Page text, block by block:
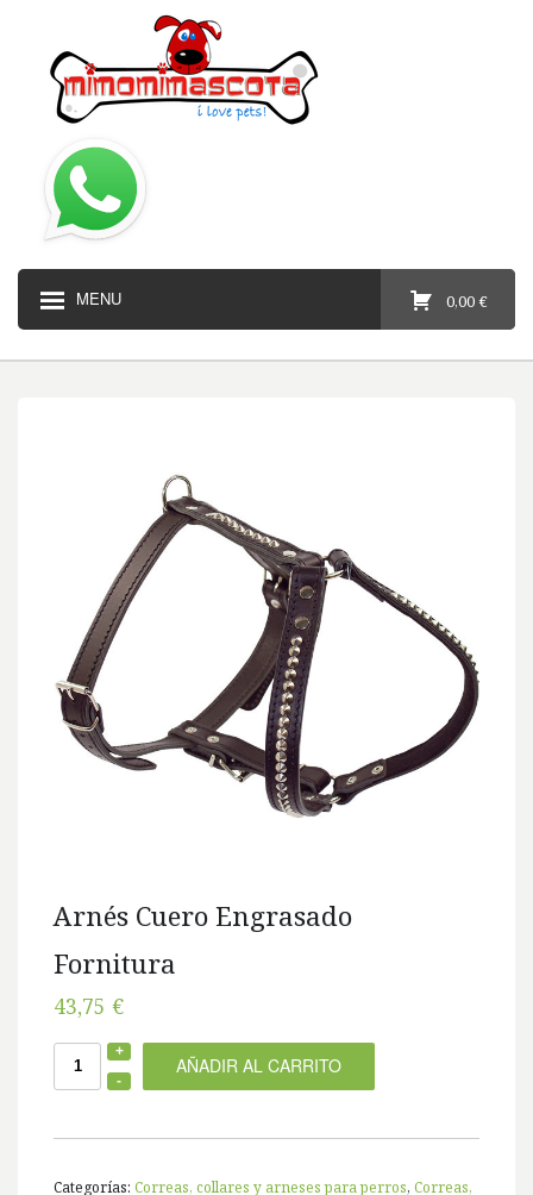
MENU 0,00 €
Arnés Cuero Engrasado
Fornitura
43,75 €
AÑADIR AL CARRITO
Categorías: Correas, collares y arneses para perros, Correas,